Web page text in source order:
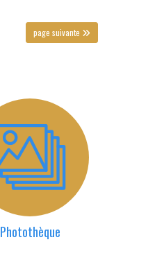
page suivante
Photothèque